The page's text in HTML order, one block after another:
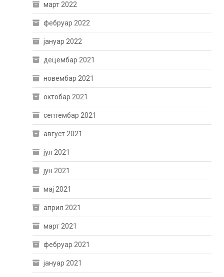
март 2022
фебруар 2022
јануар 2022
децембар 2021
новембар 2021
октобар 2021
септембар 2021
август 2021
јул 2021
јун 2021
мај 2021
април 2021
март 2021
фебруар 2021
јануар 2021